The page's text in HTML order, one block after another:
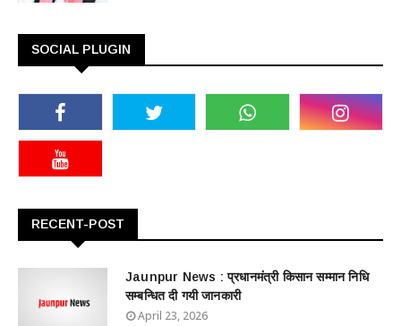
SOCIAL PLUGIN
RECENT-POST
Jaunpur News : ​प्रधानमंत्री किसान सम्मान निधि
सम्बन्धित दी गयी जानकारी
April 23, 2026